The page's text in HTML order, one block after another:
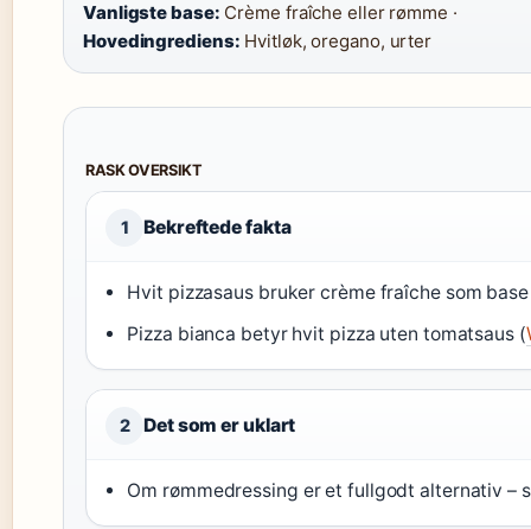
Vanligste base: Crème fraîche eller rømme ·
Hovedingrediens: Hvitløk, oregano, urter
RASK OVERSIKT
1 Bekreftede fakta
Hvit pizzasaus bruker crème fraîche som
Pizza bianca betyr hvit pizza uten tomatsaus (
2 Det som er uklart
Om rømmedressing er et fullgodt alternativ –